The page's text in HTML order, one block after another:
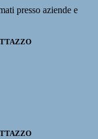
presso aziende e